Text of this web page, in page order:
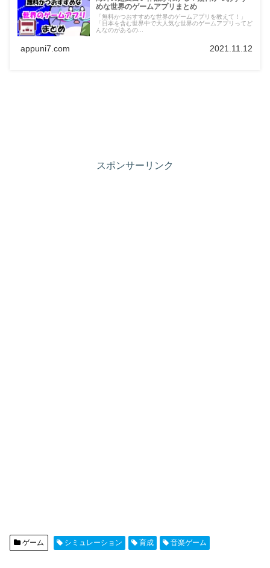
めな世界のゲームアプリまとめ
「無料かつおすすめな世界のゲームアプリを教えて！」
「日本を含む世界中で大人気な世界のゲームアプリってど
んなのがあるの...
appuni7.com 2021.11.12
スポンサーリンク
ゲーム シミュレーション 育成 音楽ゲーム